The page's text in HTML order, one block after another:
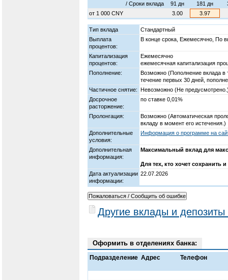
/ Cроки вклада
91 дн 181 дн
от 1 000 CNY 3.00 3.97
Тип вклада
Стандартный
Выплата
процентов:
В конце срока, Ежемесячно, По
Капитализация
процентов:
Ежемесячно
ежемесячная капитализация
Пополнение:
Возможно (Пополнение вклада в
течение первых 30 дней,
Частичное снятие: Невозможно (Не
Досрочное
расторжение:
по ставке 0,01%
Пролонгация:
Возможно (Автоматическая
вкладу в момент его истечения.)
Дополнительные
условия:
Информация о программе на
Дополнительная
информация:
Максимальный вклад для
Для тех, кто хочет сохранить
Дата актуализации
информации:
22.07.2026
Другие вклады и
Оформить в отделениях банка:
Подразделение Адрес Телефон